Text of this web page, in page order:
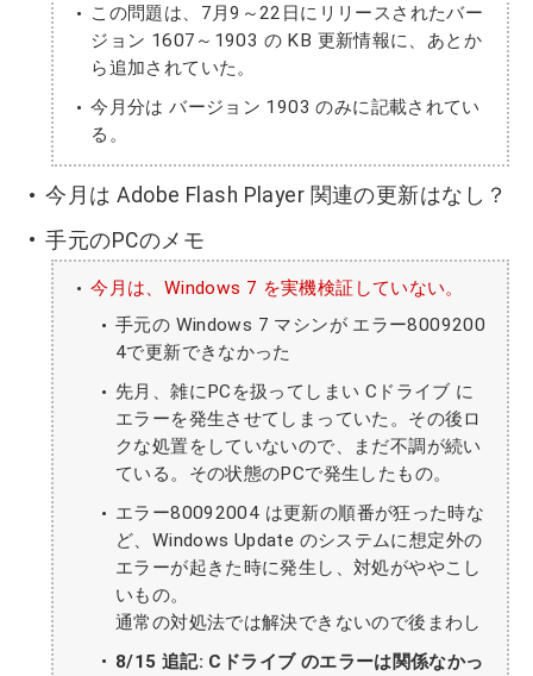
この問題は、7月9～22日にリリースされたバー
ジョン 1607～1903 の KB 更新情報に、あとか
ら追加されていた。
今月分は バージョン 1903 のみに記載されてい
る。
今月は Adobe Flash Player 関連の更新はなし？
手元のPCのメモ
今月は、Windows 7 を実機検証していない。
手元の Windows 7 マシンが エラー8009200
4で更新できなかった
先月、雑にPCを扱ってしまい Cドライブ に
エラーを発生させてしまっていた。その後ロ
クな処置をしていないので、まだ不調が続い
ている。その状態のPCで発生したもの。
エラー80092004 は更新の順番が狂った時な
ど、Windows Update のシステムに想定外の
エラーが起きた時に発生し、対処がややこし
いもの。
通常の対処法では解決できないので後まわし
8/15 追記: Cドライブ のエラーは関係なかっ